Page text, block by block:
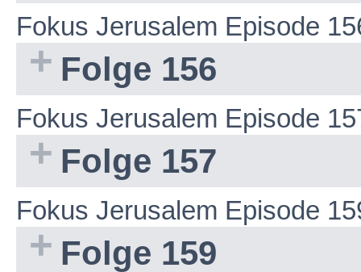
Fokus Jerusalem Episode
Folge 156
Fokus Jerusalem Episode
Folge 157
Fokus Jerusalem Episode
Folge 159